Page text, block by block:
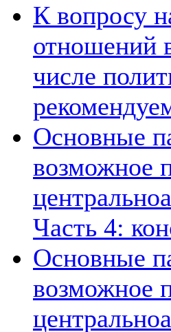
К вопросу
отношений
числе
Основные
возможное
Часть 4:
Основные
возможное